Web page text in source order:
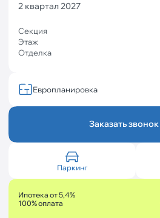
2 квартал 2027
Секция
Этаж
Отделка
Европланировка
Заказать звонок
Паркинг
Ипотека от 5,4%
100% оплата